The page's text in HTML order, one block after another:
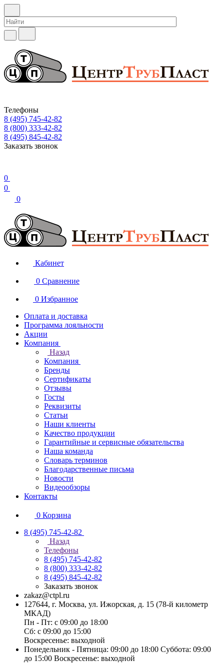
Телефоны
8 (495) 745-42-82
8 (800) 333-42-82
8 (495) 845-42-82
Заказать звонок
0
0
0
Кабинет
0 Сравнение
0 Избранное
Оплата и доставка
Программа лояльности
Акции
Компания
Назад
Компания
Бренды
Сертификаты
Отзывы
Госты
Реквизиты
Статьи
Наши клиенты
Качество продукции
Гарантийные и сервисные обязательства
Наша команда
Словарь терминов
Благодарственные письма
Новости
Видеообзоры
Контакты
0 Корзина
8 (495) 745-42-82
Назад
Телефоны
8 (495) 745-42-82
8 (800) 333-42-82
8 (495) 845-42-82
Заказать звонок
zakaz@ctpl.ru
127644, г. Москва, ул. Ижорская, д. 15 (78-й километр
МКАД)
Пн - Пт: с 09:00 до 18:00
Сб: с 09:00 до 15:00
Воскресенье: выходной
Понедельник - Пятница: 09:00 до 18:00 Суббота: 09:00
до 15:00 Воскресенье: выходной